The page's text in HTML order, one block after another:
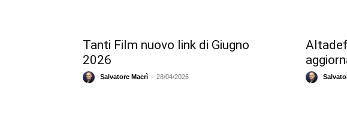
Tanti Film nuovo link di Giugno
2026
Salvatore Macrì - 28/04/2026